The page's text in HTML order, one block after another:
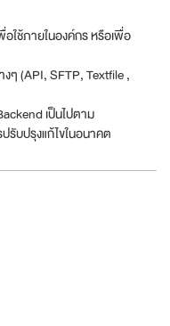
ใช้ภายในองค์กร หรือเพื่อ
ๆ (API, SFTP, Textfile ,
เป็นไปตาม
บปรุงแก้ไขในอนาคต